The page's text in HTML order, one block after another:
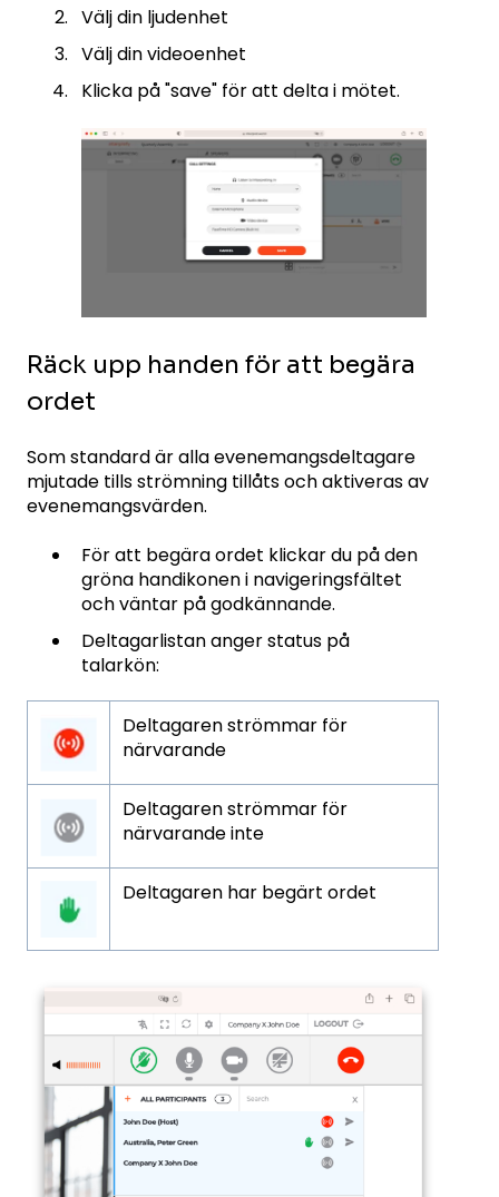
Välj din ljudenhet
Välj din videoenhet
Klicka på "save" för att delta i mötet.
Räck upp handen för att begära
ordet
Som standard är alla evenemangsdeltagare
mjutade tills strömning tillåts och aktiveras av
evenemangsvärden.
För att begära ordet klickar du på den
gröna handikonen i navigeringsfältet
och väntar på godkännande.
Deltagarlistan anger status på
talarkön:
Deltagaren strömmar för
närvarande
Deltagaren strömmar för
närvarande inte
Deltagaren har begärt ordet